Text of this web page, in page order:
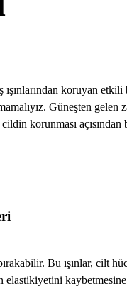
ışınlarından koruyan
Güneşten gelen
cildin korunması açısından
Bu ışınlar, cilt
elastikiyetini